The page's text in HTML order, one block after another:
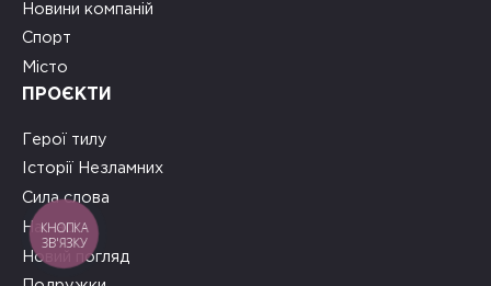
Новини компаній
Спорт
Місто
ПРОЄКТИ
Герої тилу
Історії Незламних
Сила слова
На часі
Новий погляд
КНОПКА
ЗВ'ЯЗКУ